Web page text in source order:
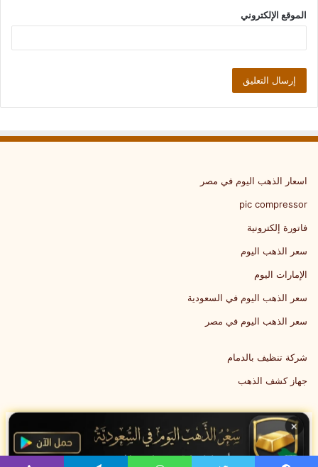
الموقع الإلكتروني
×
اسعار الذهب اليوم في مصر
pic compressor
فاتورة إلكترونية
سعر الذهب اليوم
الإمارات اليوم
سعر الذهب اليوم في السعودية
سعر الذهب اليوم في مصر
شركة تنظيف بالدمام
جهاز كشف الذهب